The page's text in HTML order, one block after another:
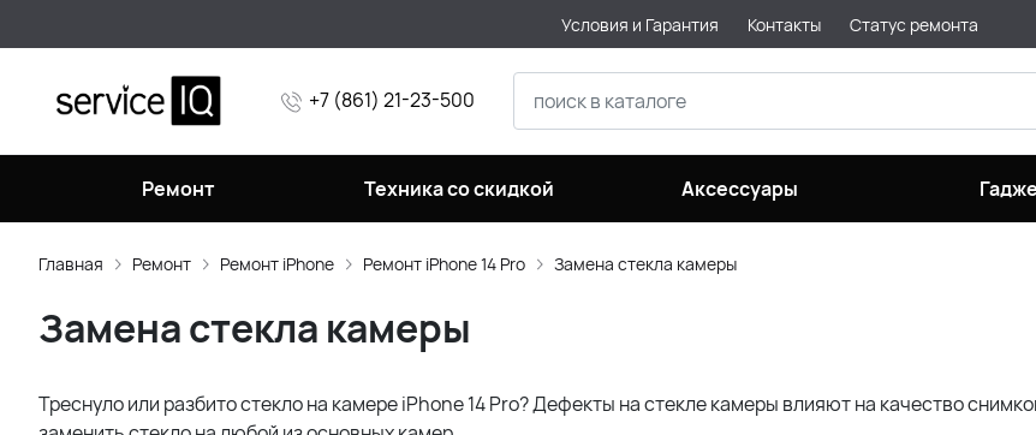
Условия и Гарантия Контакты Статус ремонта
+7 (861) 21-23-500
Ремонт Техника со скидкой Аксессуары
Главная Ремонт Ремонт iPhone Ремонт iPhone 14 Pro Замена стекла камеры
Замена стекла камеры
Треснуло или разбито стекло на камере iPhone 14 Pro? Дефекты на стекле камеры влияют на качество